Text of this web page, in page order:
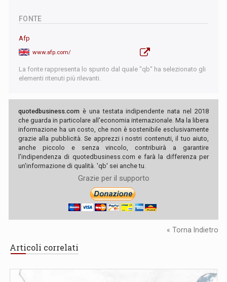
FONTE
Afp
www.afp.com/
La fonte rappresenta lo spunto dal quale "qb" ha selezionato gli
elementi ritenuti più rilevanti.
quotedbusiness.com è una testata indipendente nata nel 2018
che guarda in particolare all'economia internazionale. Ma la libera
informazione ha un costo, che non è sostenibile esclusivamente
grazie alla pubblicità. Se apprezzi i nostri contenuti, il tuo aiuto,
anche piccolo e senza vincolo, contribuirà a garantire
l'indipendenza di quotedbusiness.com e farà la differenza per
un'informazione di qualità. 'qb' sei anche tu.
Grazie per il supporto
« Torna Indietro
Articoli correlati